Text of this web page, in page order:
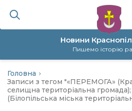
Новини
Пишемо історію
політика
Головна
Записи з тегом "«ПЕРЕМОГА»
селищна територіальна
(Білопільська міська